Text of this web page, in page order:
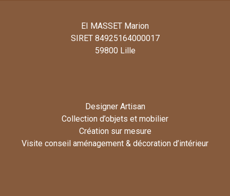
EI MASSET Marion
SIRET 84925164000017
59800 Lille
Designer Artisan
Collection d’objets et mobilier
Création sur mesure
Visite conseil aménagement & décoration d’intérieur